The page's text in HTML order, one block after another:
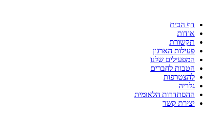
דף הבית
אודות
תקשורת
פעילות הארגון
המפעילים שלנו
הטבות לחברים
להצטרפות
גלריה
ההסתדרות הלאומית
יצירת קשר